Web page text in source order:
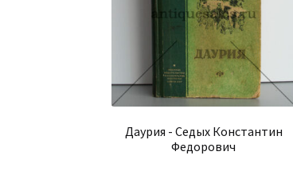
Даурия - Седых Константин
Федорович